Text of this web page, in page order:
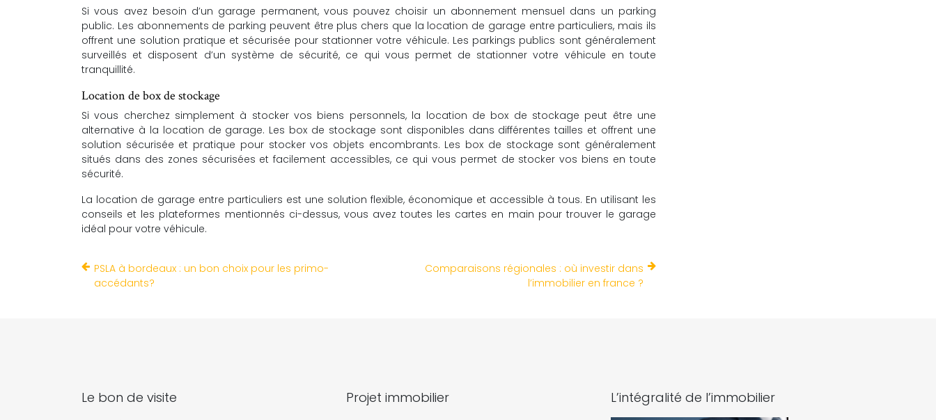
Si vous avez besoin d’un garage permanent, vous pouvez choisir un abonnement mensuel dans un parking
public. Les abonnements de parking peuvent être plus chers que la location de garage entre particuliers, mais ils
offrent une solution pratique et sécurisée pour stationner votre véhicule. Les parkings publics sont généralement
surveillés et disposent d’un système de sécurité, ce qui vous permet de stationner votre véhicule en toute
tranquillité.
Location de box de stockage
Si vous cherchez simplement à stocker vos biens personnels, la location de box de stockage peut être une
alternative à la location de garage. Les box de stockage sont disponibles dans différentes tailles et offrent une
solution sécurisée et pratique pour stocker vos objets encombrants. Les box de stockage sont généralement
situés dans des zones sécurisées et facilement accessibles, ce qui vous permet de stocker vos biens en toute
sécurité.
La location de garage entre particuliers est une solution flexible, économique et accessible à tous. En utilisant les
conseils et les plateformes mentionnés ci-dessus, vous avez toutes les cartes en main pour trouver le garage
idéal pour votre véhicule.
PSLA à bordeaux : un bon choix pour les primo-
accédants?
Comparaisons régionales : où investir dans
l’immobilier en france ?
Le bon de visite Projet immobilier L’intégralité de l’immobilier